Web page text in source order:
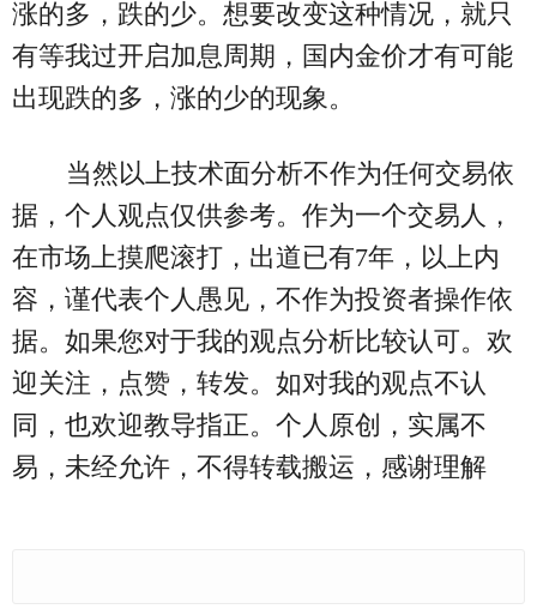
涨的多，跌的少。想要改变这种情况，就只
有等我过开启加息周期，国内金价才有可能
出现跌的多，涨的少的现象。
当然以上技术面分析不作为任何交易依
据，个人观点仅供参考。作为一个交易人，
在市场上摸爬滚打，出道已有7年，以上内
容，谨代表个人愚见，不作为投资者操作依
据。如果您对于我的观点分析比较认可。欢
迎关注，点赞，转发。如对我的观点不认
同，也欢迎教导指正。个人原创，实属不
易，未经允许，不得转载搬运，感谢理解